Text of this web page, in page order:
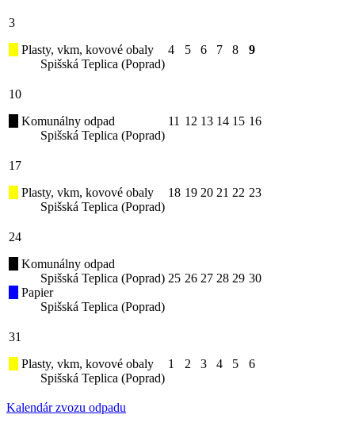
3
Plasty, vkm, kovové obaly
Spišská Teplica (Poprad)
4 5 6 7 8 9
10
Komunálny odpad
Spišská Teplica (Poprad)
11 12 13 14 15 16
17
Plasty, vkm, kovové obaly
Spišská Teplica (Poprad)
18 19 20 21 22 23
24
Komunálny odpad
Spišská Teplica (Poprad)
Papier
Spišská Teplica (Poprad)
25 26 27 28 29 30
31
Plasty, vkm, kovové obaly
Spišská Teplica (Poprad)
1 2 3 4 5 6
Kalendár zvozu odpadu